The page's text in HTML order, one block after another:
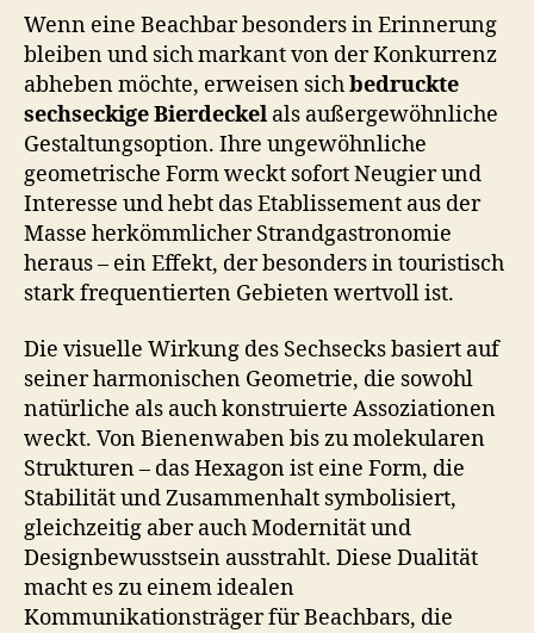
Wenn eine Beachbar besonders in Erinnerung
bleiben und sich markant von der Konkurrenz
abheben möchte, erweisen sichbedruckte
sechseckige Bierdeckel als außergewöhnliche
Gestaltungsoption. Ihre ungewöhnliche
geometrische Form weckt sofort Neugier und
Interesse und hebt das Etablissement aus der
Masse herkömmlicher Strandgastronomie
heraus – ein Effekt, der besonders in touristisch
stark frequentierten Gebieten wertvoll ist.
Die visuelle Wirkung des Sechsecks basiert auf
seiner harmonischen Geometrie, die sowohl
natürliche als auch konstruierte Assoziationen
weckt. Von Bienenwaben bis zu molekularen
Strukturen – das Hexagon ist eine Form, die
Stabilität und Zusammenhalt symbolisiert,
gleichzeitig aber auch Modernität und
Designbewusstsein ausstrahlt. Diese Dualität
macht es zu einem idealen
Kommunikationsträger für Beachbars, die